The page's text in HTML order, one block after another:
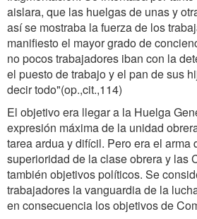
aislara, que las huelgas de unas y
así se mostraba la fuerza de los
manifiesto el mayor grado de
no pocos trabajadores iban con la
el puesto de trabajo y el pan de sus
decir todo"(op.,cit.,114)
El objetivo era llegar a la Huelga
expresión máxima de la unidad
tarea ardua y difícil. Pero era el arma
superioridad de la clase obrera y las
también objetivos políticos. Se
trabajadores la vanguardia de la
en consecuencia los objetivos de